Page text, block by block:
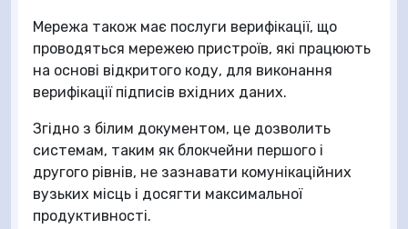
Мережа також має послуги верифікації, що
проводяться мережею пристроїв, які працюють
на основі відкритого коду, для виконання
верифікації підписів вхідних даних.
Згідно з білим документом, це дозволить
системам, таким як блокчейни першого і
другого рівнів, не зазнавати комунікаційних
вузьких місць і досягти максимальної
продуктивності.